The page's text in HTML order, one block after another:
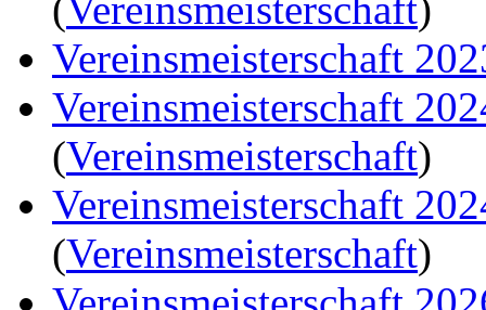
Vereinsmeisterschaft
Vereinsmeisterschaft
(Vereinsmeisterschaft)
Vereinsmeisterschaft
(Vereinsmeisterschaft)